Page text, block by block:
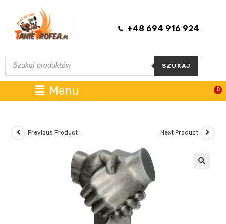
+48 694 916 924
SZUKAJ
Menu 0
Previous Product Next Product